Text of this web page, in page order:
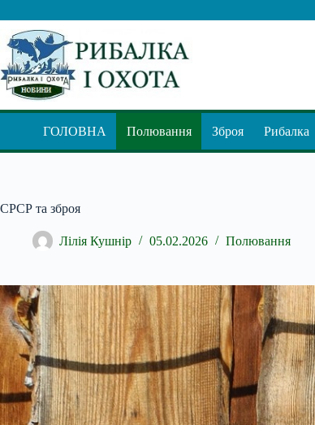
до
вмісту
ГОЛОВНА Полювання Зброя Рибалка
СРСР та зброя
Лілія Кушнір 05.02.2026 Полювання